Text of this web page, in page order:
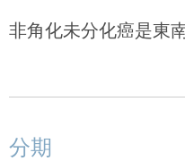
非角化未分化癌是東
分期